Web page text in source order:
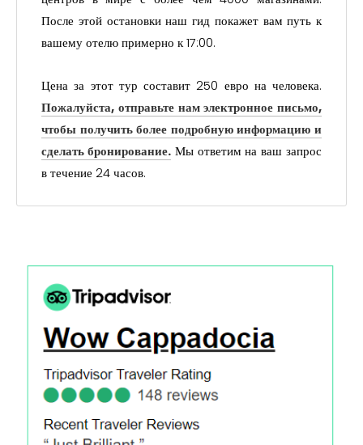
После этой остановки наш гид покажет вам путь к
вашему отелю примерно к 17:00.
Цена за этот тур составит 250 евро на человека.
Пожалуйста, отправьте нам электронное письмо,
чтобы получить более подробную информацию и
сделать бронирование.Мы ответим на ваш запрос
в течение 24 часов.